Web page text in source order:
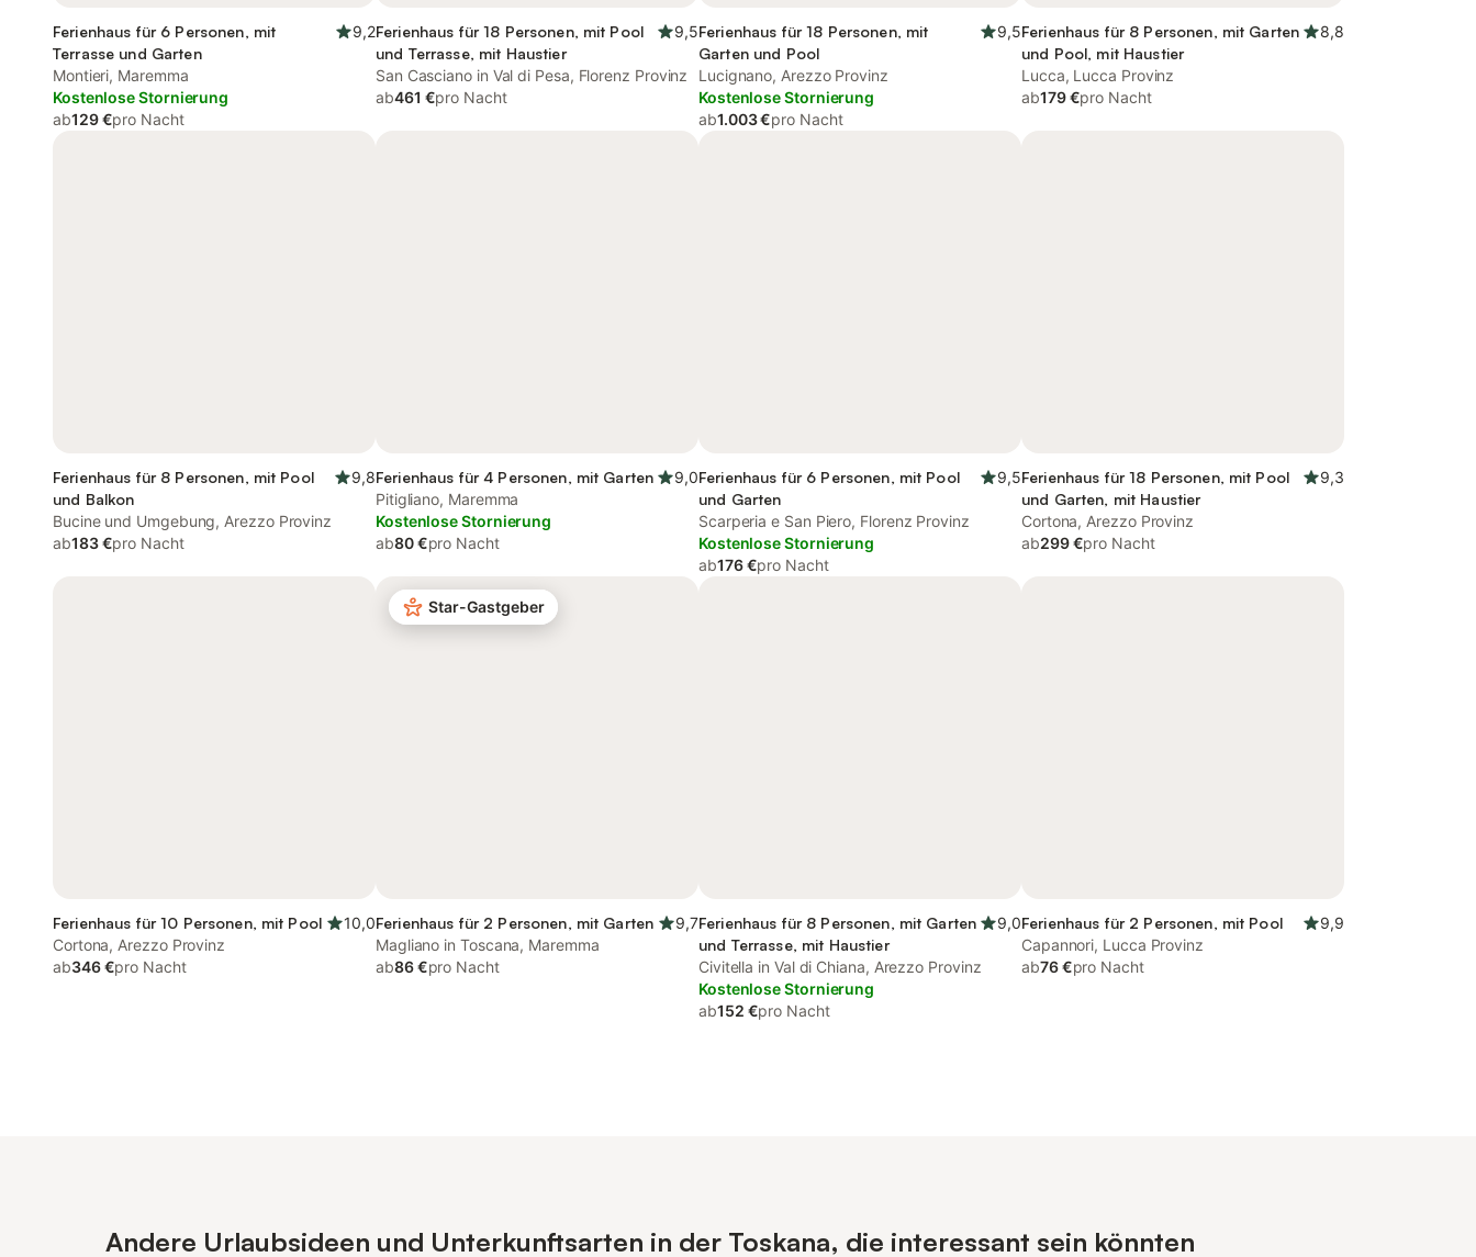
Ferienhaus für 6 Personen, mit
Terrasse und Garten
9,2
Montieri, Maremma
Kostenlose Stornierung
ab129 €pro Nacht
Ferienhaus für 18 Personen, mit Pool
und Terrasse, mit Haustier
9,5
San Casciano in Val di Pesa, Florenz Provinz
ab461 €pro Nacht
Ferienhaus für 18 Personen, mit
Garten und Pool
9,5
Lucignano, Arezzo Provinz
Kostenlose Stornierung
ab1.003 €pro Nacht
Ferienhaus für 8 Personen, mit Garten
und Pool, mit Haustier
8,8
Lucca, Lucca Provinz
ab179 €pro Nacht
Ferienhaus für 8 Personen, mit Pool
und Balkon
9,8
Bucine und Umgebung, Arezzo Provinz
ab183 €pro Nacht
Ferienhaus für 4 Personen, mit Garten
9,0
Pitigliano, Maremma
Kostenlose Stornierung
ab80 €pro Nacht
Ferienhaus für 6 Personen, mit Pool
und Garten
9,5
Scarperia e San Piero, Florenz Provinz
Kostenlose Stornierung
ab176 €pro Nacht
Ferienhaus für 18 Personen, mit Pool
und Garten, mit Haustier
9,3
Cortona, Arezzo Provinz
ab299 €pro Nacht
Ferienhaus für 10 Personen, mit Pool
10,0
Cortona, Arezzo Provinz
ab346 €pro Nacht
Star-Gastgeber
Ferienhaus für 2 Personen, mit Garten
9,7
Magliano in Toscana, Maremma
ab86 €pro Nacht
Ferienhaus für 8 Personen, mit Garten
und Terrasse, mit Haustier
9,0
Civitella in Val di Chiana, Arezzo Provinz
Kostenlose Stornierung
ab152 €pro Nacht
Ferienhaus für 2 Personen, mit Pool
9,9
Capannori, Lucca Provinz
ab76 €pro Nacht
Andere Urlaubsideen und Unterkunftsarten in der Toskana, die interessant sein könnten